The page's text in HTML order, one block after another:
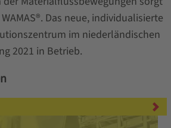
Das neue, individualisierte
im niederländischen
2021 in Betrieb.